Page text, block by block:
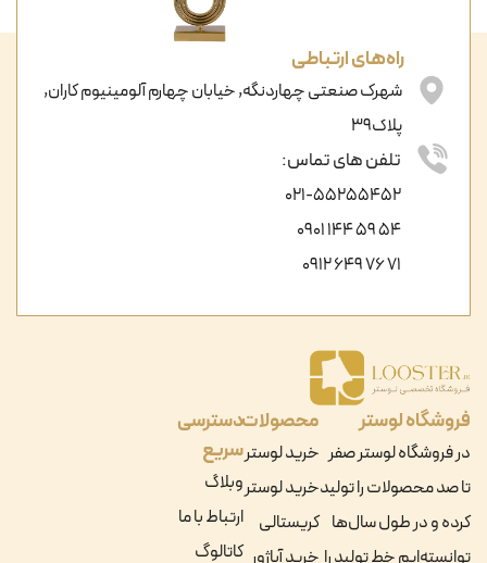
فروشگاه لوستر
در فروشگاه لوستر صفر
تا صد محصولات را تولید
کرده و در طول سال‌ها
توانسته‌ایم خط تولید را
محصولات
خرید لوستر
خرید لوستر
کریستالی
خرید آباژور
دسترسی
سریع
وبلاگ
ارتباط با ما
کاتالوگ
راه‌های ارتباطی
شهرک صنعتی چهاردنگه, خیابان چهارم آلومینیوم کاران,
پلاک39
تلفن های تماس:
021-55255452
54 59 144 0901
71 76 649 0912